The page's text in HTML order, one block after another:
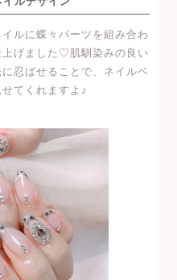
ルに蝶々パーツを組み合わ
げました♡肌馴染みの良い
忍ばせることで、ネイルベ
てくれますよ♪